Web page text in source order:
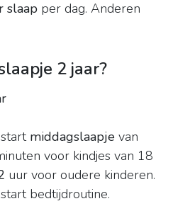
slaap per dag. Anderen
2 jaar?
middagslaapje van
voor kindjes van 18
uur voor oudere kinderen.
bedtijdroutine.